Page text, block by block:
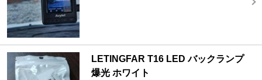
LETINGFAR T16 LED バックランプ
爆光 ホワイト